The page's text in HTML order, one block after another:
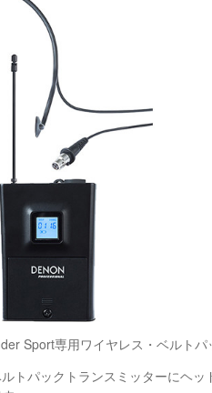
Sport専用ワイヤレス・ベルト
トパックトランスミッターにヘ